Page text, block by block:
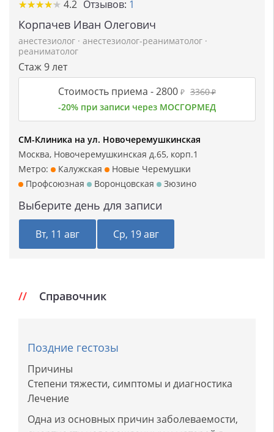
★★★★★
★★★★★ 4.2 Отзывов: 1
Корпачев Иван Олегович
анестезиолог · анестезиолог-реаниматолог ·
реаниматолог
Стаж 9 лет
Стоимость приема -2800 ₽ 3360₽
-20% при записи через МОСГОРМЕД
СМ-Клиника на ул. Новочеремушкинская
Москва, Новочеремушкинская д.65, корп.1
Метро:
Калужская
Новые Черемушки
Профсоюзная
Воронцовская Зюзино
Выберите день для записи
Вт, 11 авг Ср, 19 авг
Справочник
Поздние гестозы
Причины
Степени тяжести, симптомы и диагностика
Лечение
Одна из основных причин заболеваемости,